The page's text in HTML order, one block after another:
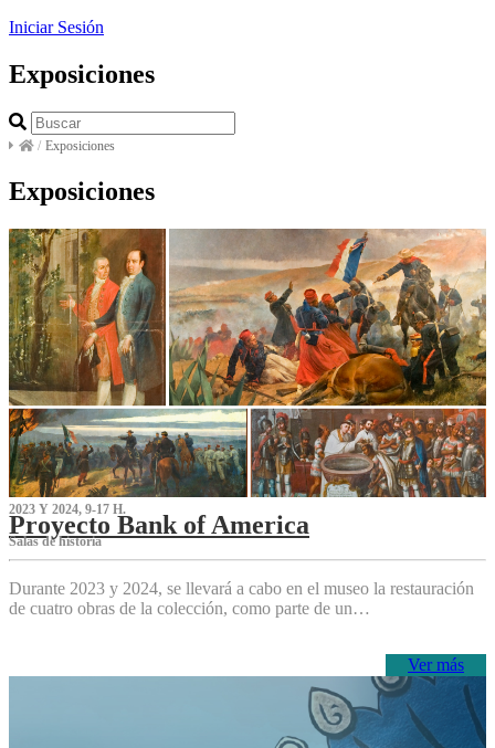
Iniciar Sesión
Exposiciones
/ Exposiciones
Exposiciones
2023 Y 2024, 9-17 H.
Proyecto Bank of America
S‌alas de historia
Durante 2023 y 2024, se llevará a cabo en el museo la restauración
de cuatro obras de la colección, como parte de un…
Ver más